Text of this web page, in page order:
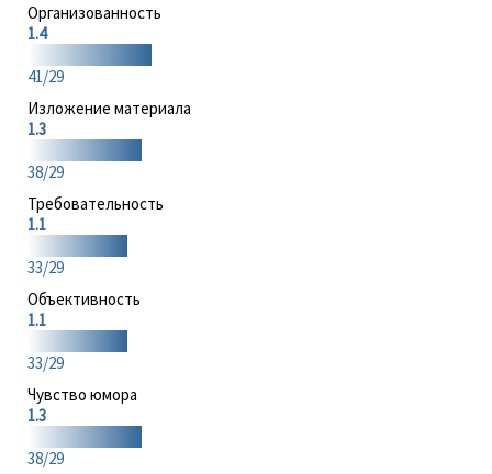
Организованность
1.4
41/29
Изложение материала
1.3
38/29
Требовательность
1.1
33/29
Объективность
1.1
33/29
Чувство юмора
1.3
38/29